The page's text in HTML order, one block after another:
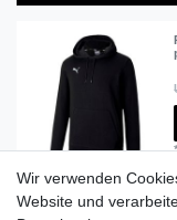
Wir verwenden
Website und